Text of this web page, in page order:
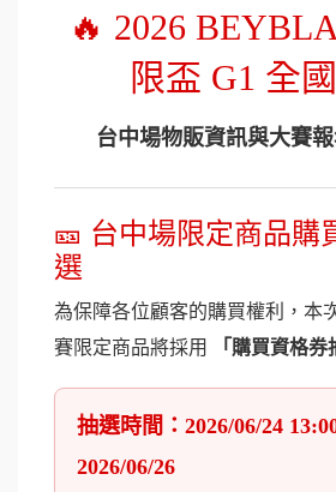
🔥 2026
限盃 G1 全
台中場物販資訊與大賽
🎫 台中場限定商品購
選
為保障各位顧客的購買權利，本
賽限定商品將採用
「購買資格券
抽選時間：2026/06/24
2026/06/26